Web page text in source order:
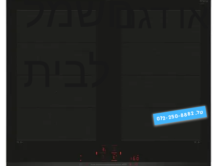
או דגם
072-250-8882 .טל